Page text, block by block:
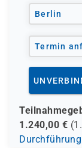
Sollten Sie
telefonisch zur
Berlin
Termin
1.240,00 € (